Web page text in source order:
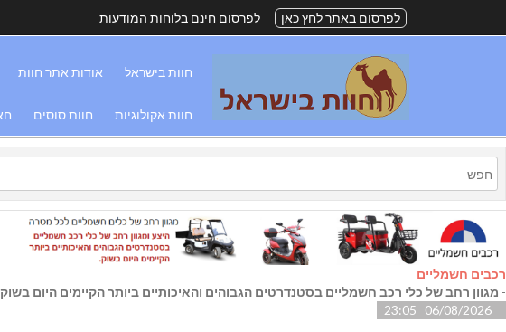
לפרסום באתר לחץ כאן לפרסום חינם בלוחות המודעות
חוות בישראל אודות אתר חוות
חוות אקולוגיות חוות סוסים
רכבים חשמליים
- מגוון רחב של כלי רכב חשמליים בסטנדרטים הגבוהים והאיכותיים ביותר הקיימים היום
06/08/2026 23:05